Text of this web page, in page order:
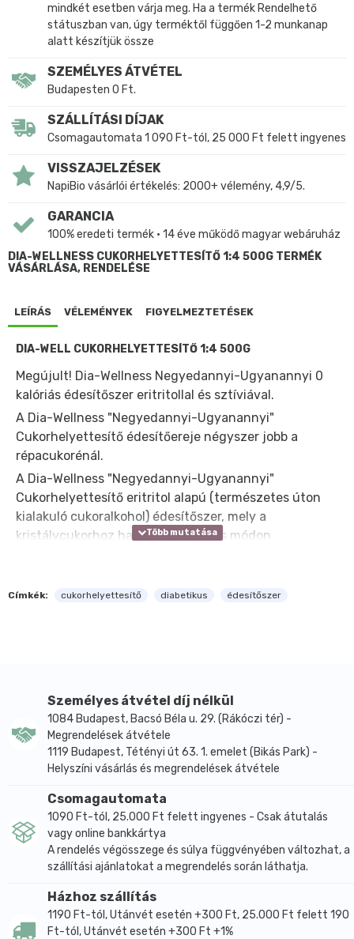
mindkét esetben várja meg. Ha a termék Rendelhető
státuszban van, úgy terméktől függően 1-2 munkanap
alatt készítjük össze
SZEMÉLYES ÁTVÉTEL
Budapesten 0 Ft.
SZÁLLÍTÁSI DÍJAK
Csomagautomata 1 090 Ft-tól, 25 000 Ft felett ingyenes
VISSZAJELZÉSEK
NapiBio vásárlói értékelés: 2000+ vélemény, 4,9/5.
GARANCIA
100% eredeti termék • 14 éve működő magyar webáruház
DIA-WELLNESS CUKORHELYETTESÍTŐ 1:4 500G TERMÉK
VÁSÁRLÁSA, RENDELÉSE
LEÍRÁS VÉLEMÉNYEK FIGYELMEZTETÉSEK
DIA-WELL CUKORHELYETTESÍTŐ 1:4 500G
Megújult! Dia-Wellness Negyedannyi-Ugyanannyi 0
kalóriás édesítőszer eritritollal és sztíviával.
A Dia-Wellness "Negyedannyi-Ugyanannyi"
Cukorhelyettesítő édesítőereje négyszer jobb a
répacukorénál.
A Dia-Wellness "Negyedannyi-Ugyanannyi"
Cukorhelyettesítő eritritol alapú (természetes úton
kialakuló cukoralkohol) édesítőszer, mely a
kristálycukorhoz hasonló célokra és módon
kristálycukornak felel meg, azaz a répacukorhoz
Az eritritol egy természetes cukoralkohol, mely
gyümölcsökben (pl. körte, dinnye, szőlő) is előfordul.
Kinézetre és ízre nagyon hasonlít a cukorra, de a
cukorra jellemző mellékhatások nélkül.
legideálisabb édesítőszer diétázóknak és fogyni
vágyóknak. Nincs hatással a vércukorszintre,
glikémiás indexe alacsonyabb a többi
cukoralkoholénál, még a xiliténél is. Egyes
hatással az inzulintermelésre, így cukorbetegek
nyugodt lelkiismerettel fogyaszthatják. A cukorral
Címkék: cukorhelyettesítő diabetikus édesítőszer
Személyes átvétel díj nélkül
1084 Budapest, Bacsó Béla u. 29. (Rákóczi tér) -
Megrendelések átvétele
1119 Budapest, Tétényi út 63. 1. emelet (Bikás Park) -
Helyszíni vásárlás és megrendelések átvétele
Csomagautomata
1090 Ft-tól, 25.000 Ft felett ingyenes - Csak átutalás
vagy online bankkártya
A rendelés végösszege és súlya függvényében változhat, a
szállítási ajánlatokat a megrendelés során láthatja.
Házhoz szállítás
1190 Ft-tól, Utánvét esetén +300 Ft, 25.000 Ft felett 190
Ft-tól, Utánvét esetén +300 Ft +1%